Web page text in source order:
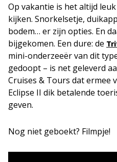
Op vakantie is het altijd
kijken. Snorkelsetje,
bodem… er zijn opties. En
bijgekomen. Een dure: de
mini-onderzeeër van dit
gedoopt – is net geleverd
Cruises & Tours dat ermee
Eclipse II dik betalende
geven.
Nog niet geboekt? Filmpje!